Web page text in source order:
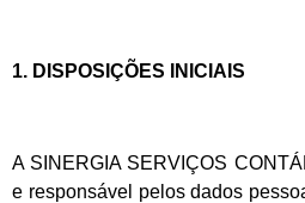
1. DISPOSIÇÕES INICIAIS
A SINERGIA SERVIÇOS
e responsável pelos dados